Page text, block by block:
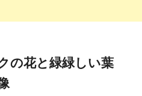
の花と緑緑しい葉